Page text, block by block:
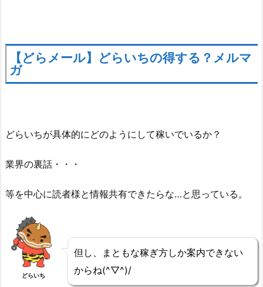
【どらメール】どらいちの得する？メルマ
ガ
どらいちが具体的にどのようにして稼いでいるか？
業界の裏話・・・
等を中心に読者様と情報共有できたらな…と思っている。
どらいち
但し、まともな稼ぎ方しか案内できない
からね(^▽^)/